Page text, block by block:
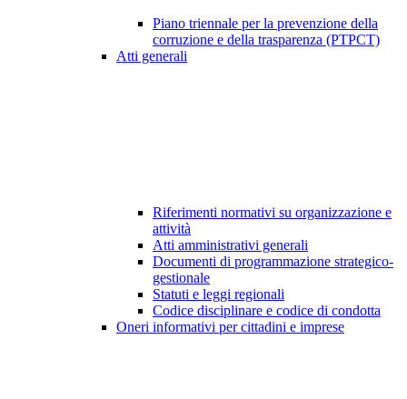
Piano triennale per la prevenzione della
corruzione e della trasparenza (PTPCT)
Atti generali
Riferimenti normativi su organizzazione e
attività
Atti amministrativi generali
Documenti di programmazione strategico-
gestionale
Statuti e leggi regionali
Codice disciplinare e codice di condotta
Oneri informativi per cittadini e imprese